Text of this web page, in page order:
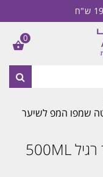
שמפו המפ לשיער
הרבליסטה שמפו המפ לשיער רגיל 500ML
0